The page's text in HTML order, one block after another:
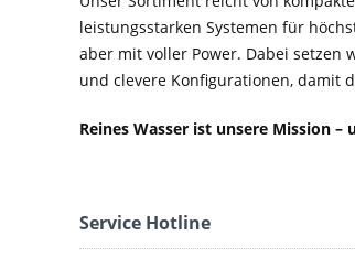
leistungsstarken Systemen für
aber mit voller Power. Dabei
und clevere Konfigurationen, damit
Reines Wasser ist unsere Mission
Service Hotline